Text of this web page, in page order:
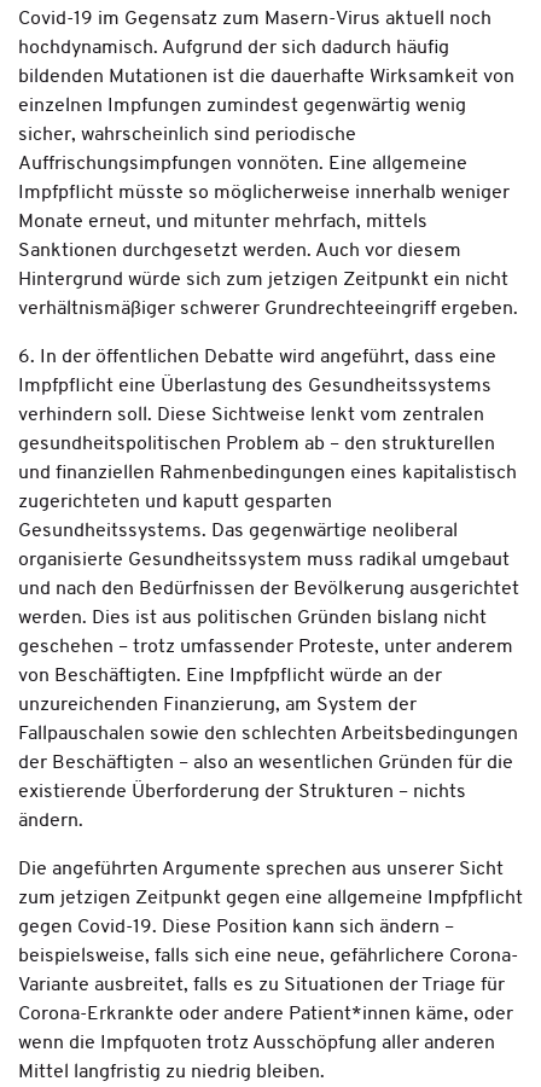
Covid-19 im Gegensatz zum Masern-Virus aktuell noch
hochdynamisch. Aufgrund der sich dadurch häufig
bildenden Mutationen ist die dauerhafte Wirksamkeit von
einzelnen Impfungen zumindest gegenwärtig wenig
sicher, wahrscheinlich sind periodische
Auffrischungsimpfungen vonnöten. Eine allgemeine
Impfpflicht müsste so möglicherweise innerhalb weniger
Monate erneut, und mitunter mehrfach, mittels
Sanktionen durchgesetzt werden. Auch vor diesem
Hintergrund würde sich zum jetzigen Zeitpunkt ein nicht
verhältnismäßiger schwerer Grundrechteeingriff ergeben.
6. In der öffentlichen Debatte wird angeführt, dass eine
Impfpflicht eine Überlastung des Gesundheitssystems
verhindern soll. Diese Sichtweise lenkt vom zentralen
gesundheitspolitischen Problem ab – den strukturellen
und finanziellen Rahmenbedingungen eines kapitalistisch
zugerichteten und kaputt gesparten
Gesundheitssystems. Das gegenwärtige neoliberal
organisierte Gesundheitssystem muss radikal umgebaut
und nach den Bedürfnissen der Bevölkerung ausgerichtet
werden. Dies ist aus politischen Gründen bislang nicht
geschehen – trotz umfassender Proteste, unter anderem
von Beschäftigten. Eine Impfpflicht würde an der
unzureichenden Finanzierung, am System der
Fallpauschalen sowie den schlechten Arbeitsbedingungen
der Beschäftigten – also an wesentlichen Gründen für die
existierende Überforderung der Strukturen – nichts
ändern.
Die angeführten Argumente sprechen aus unserer Sicht
zum jetzigen Zeitpunkt gegen eine allgemeine Impfpflicht
gegen Covid-19. Diese Position kann sich ändern –
beispielsweise, falls sich eine neue, gefährlichere Corona-
Variante ausbreitet, falls es zu Situationen der Triage für
Corona-Erkrankte oder andere Patient*innen käme, oder
wenn die Impfquoten trotz Ausschöpfung aller anderen
Mittel langfristig zu niedrig bleiben.